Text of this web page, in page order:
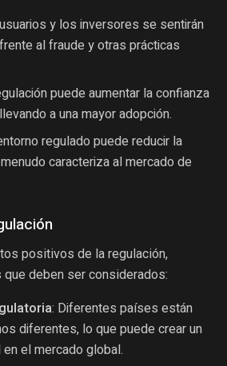
y los inversores se sentirán
al fraude y otras prácticas
puede aumentar la confianza
a una mayor adopción.
regulado puede reducir la
caracteriza al mercado de
positivos de la regulación,
deben ser considerados:
: Diferentes países están
diferentes, lo que puede crear un
el mercado global.